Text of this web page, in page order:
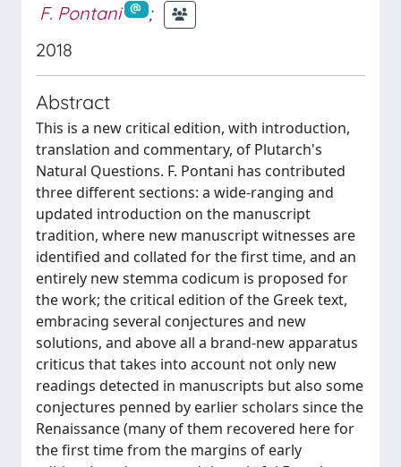
F. Pontani
;
2018
Abstract
This is a new critical edition, with introduction,
translation and commentary, of Plutarch's
Natural Questions. F. Pontani has contributed
three different sections: a wide-ranging and
updated introduction on the manuscript
tradition, where new manuscript witnesses are
identified and collated for the first time, and an
entirely new stemma codicum is proposed for
the work; the critical edition of the Greek text,
embracing several conjectures and new
solutions, and above all a brand-new apparatus
criticus that takes into account not only new
readings detected in manuscripts but also some
conjectures penned by earlier scholars since the
Renaissance (many of them recovered here for
the first time from the margins of early